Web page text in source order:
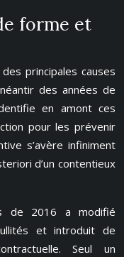
forme et
principales causes
des années de
en amont ces
pour les prévenir
s’avère infiniment
d’un contentieux
de 2016 a modifié
et introduit de
Seul un